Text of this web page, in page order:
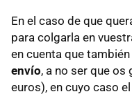
En el caso de que
para colgarla en
en cuenta que también
envío, a no ser que
euros), en cuyo caso